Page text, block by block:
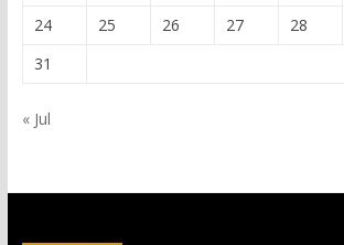
24
25 26 27 28
31
« Jul